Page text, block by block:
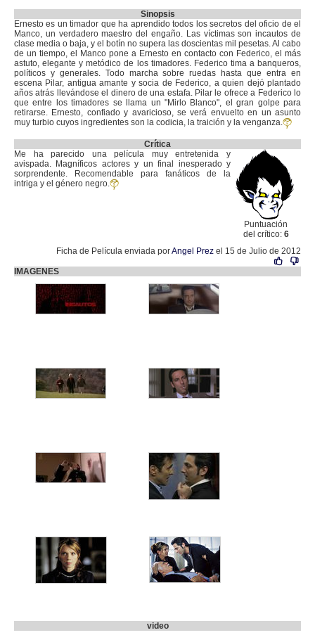
Sinopsis
Ernesto es un timador que ha aprendido todos los secretos del oficio de el
Manco, un verdadero maestro del engaño. Las víctimas son incautos de
clase media o baja, y el botín no supera las doscientas mil pesetas. Al cabo
de un tiempo, el Manco pone a Ernesto en contacto con Federico, el más
astuto, elegante y metódico de los timadores. Federico tima a banqueros,
políticos y generales. Todo marcha sobre ruedas hasta que entra en
escena Pilar, antigua amante y socia de Federico, a quien dejó plantado
años atrás llevándose el dinero de una estafa. Pilar le ofrece a Federico lo
que entre los timadores se llama un "Mirlo Blanco", el gran golpe para
retirarse. Ernesto, confiado y avaricioso, se verá envuelto en un asunto
muy turbio cuyos ingredientes son la codicia, la traición y la venganza.
Crítica
Puntuación
del crítico: 6
Me ha parecido una película muy entretenida y
avispada. Magníficos actores y un final inesperado y
sorprendente. Recomendable para fanáticos de la
intriga y el género negro.
Ficha de Película enviada porAngel Prez el 15 de Julio de 2012
IMAGENES
video